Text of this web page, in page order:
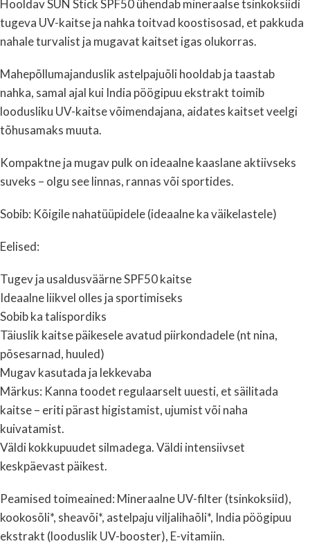
Hooldav SUN Stick SPF50 ühendab mineraalse tsinkoksiidi
tugeva UV-kaitse ja nahka toitvad koostisosad, et pakkuda
nahale turvalist ja mugavat kaitset igas olukorras.
Mahepõllumajanduslik astelpajuõli hooldab ja taastab
nahka, samal ajal kui India pöögipuu ekstrakt toimib
loodusliku UV-kaitse võimendajana, aidates kaitset veelgi
tõhusamaks muuta.
Kompaktne ja mugav pulk on ideaalne kaaslane aktiivseks
suveks – olgu see linnas, rannas või sportides.
Sobib: Kõigile nahatüüpidele (ideaalne ka väikelastele)
Eelised:
Tugev ja usaldusväärne SPF50 kaitse
Ideaalne liikvel olles ja sportimiseks
Sobib ka talispordiks
Täiuslik kaitse päikesele avatud piirkondadele (nt nina,
põsesarnad, huuled)
Mugav kasutada ja lekkevaba
Märkus: Kanna toodet regulaarselt uuesti, et säilitada
kaitse – eriti pärast higistamist, ujumist või naha
kuivatamist.
Väldi kokkupuudet silmadega. Väldi intensiivset
keskpäevast päikest.
Peamised toimeained: Mineraalne UV-filter (tsinkoksiid),
kookosõli*, sheavõi*, astelpaju viljalihaõli*, India pöögipuu
ekstrakt (looduslik UV-booster), E-vitamiin.